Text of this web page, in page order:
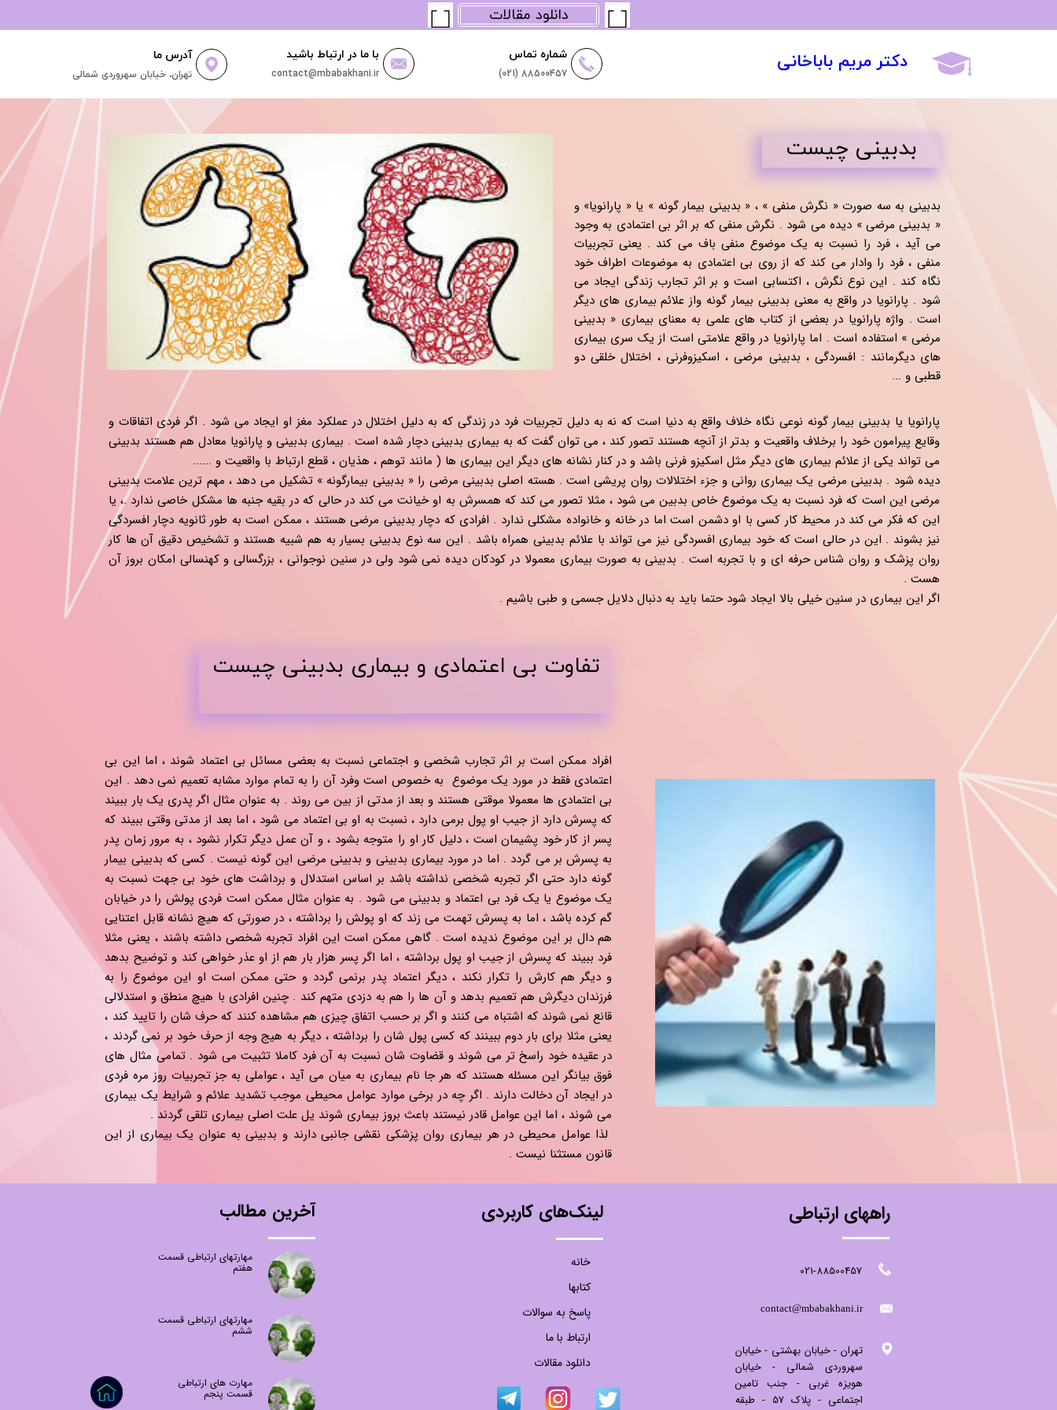
دانلود مقالات
دکتر مریم باباخانی آدرس ما
تهران، خیابان سهروردی شمالی
با ما در ارتباط باشید
contact@mbabakhani.ir
شماره تماس
(021) 88500457
بدبینی به سه صورت « نگرش منفی » ، « بدبینی بیمار گونه » یا « پارانویا» و
« بدبینی مرضی » دیده می شود . نگرش منفی که بر اثر بی اعتمادی به وجود
می آید ، فرد را نسبت به یک موضوع منفی باف می کند . یعنی تجربیات
منفی ، فرد را وادار می کند که از روی بی اعتمادی به موضوعات اطراف خود
نگاه کند . این نوع نگرش ، اکتسابی است و بر اثر تجارب زندگی ایجاد می
شود . پارانویا در واقع به معنی بدبینی بیمار گونه واز علائم بیماری های دیگر
است . واژه پارانویا در بعضی از کتاب های علمی به معنای بیماری « بدبینی
مرضی » استفاده است . اما پارانویا در واقع علامتی است از یک سری بیماری
های دیگرمانند : افسردگی ، بدبینی مرضی ، اسکیزوفرنی ، اختلال خلقی دو
قطبی و ... ​​​​​​​
​بدبینی چیست
پارانویا یا بدبینی بیمار گونه نوعی نگاه خلاف واقع به دنیا است که نه به دلیل تجربیات فرد در زندگی که به دلیل اختلال در عملکرد مغز او ایجاد می شود . اگر فردی اتفاقات و
وقایع پیرامون خود را برخلاف واقعیت و بدتر از آنچه هستند تصور کند ، می توان گفت که به بیماری بدبینی دچار شده است . بیماری بدبینی و پارانویا معادل هم هستند بدبینی
می تواند یکی از علائم بیماری های دیگر مثل اسکیزو فرنی باشد و در کنار نشانه های دیگر این بیماری ها ( مانند توهم ، هذیان ، قطع ارتباط با واقعیت و ......
دیده شود . بدبینی مرضی یک بیماری روانی و جزء اختلالات روان پریشی است . هسته اصلی بدبینی مرضی را « بدبینی بیمارگونه » تشکیل می دهد ، مهم ترین علامت بدبینی
مرضی این است که فرد نسبت به یک موضوع خاص بدبین می شود ، مثلا تصور می کند که همسرش به او خیانت می کند در حالی که در بقیه جنبه ها مشکل خاصی ندارد .، یا
این که فکر می کند در محیط کار کسی با او دشمن است اما در خانه و خانواده مشکلی ندارد . افرادی که دچار بدبینی مرضی هستند ، ممکن است به طور ثانویه دچار افسردگی
نیز بشوند . این در حالی است که خود بیماری افسردگی نیز می تواند با علائم بدبینی همراه باشد . این سه نوع بدبینی بسیار به هم شبیه هستند و تشخیص دقیق آن ها کار
روان پزشک و روان شناس حرفه ای و با تجربه است . بدبینی به صورت بیماری معمولا در کودکان دیده نمی شود ولی در سنین نوجوانی ، بزرگسالی و کهنسالی امکان بروز آن
هست .
اگر این بیماری در سنین خیلی بالا ایجاد شود حتما باید به دنبال دلایل جسمی و طبی باشیم . ​​​​​​​
تفاوت بی اعتمادی و بیماری بدبینی چیست
افراد ممکن است بر اثر تجارب شخصی و اجتماعی نسبت به بعضی مسائل بی اعتماد شوند ، اما این بی
اعتمادی فقط در مورد یک موضوع به خصوص است وفرد آن را به تمام موارد مشابه تعمیم نمی دهد . این
بی اعتمادی ها معمولا موقتی هستند و بعد از مدتی از بین می روند . به عنوان مثال اگر پدری یک بار ببیند
که پسرش دارد از جیب او پول برمی دارد ، نسبت به او بی اعتماد می شود ، اما بعد از مدتی وقتی ببیند که
پسر از کار خود پشیمان است ، دلیل کار او را متوجه بشود ، و آن عمل دیگر تکرار نشود ، به مرور زمان پدر
به پسرش بر می گردد . اما در مورد بیماری بدبینی و بدبینی مرضی این گونه نیست . کسی که بدبینی بیمار
گونه دارد حتی اگر تجربه شخصی نداشته باشد بر اساس استدلال و برداشت های خود بی جهت نسبت به
یک موضوع یا یک فرد بی اعتماد و بدبینی می شود . به عنوان مثال ممکن است فردی پولش را در خیابان
گم کرده باشد ، اما به پسرش تهمت می زند که او پولش را برداشته ، در صورتی که هیچ نشانه قابل اعتنایی
هم دال بر این موضوع ندیده است . گاهی ممکن است این افراد تجربه شخصی داشته باشند ، یعنی مثلا
فرد ببیند که پسرش از جیب او پول برداشته ، اما اگر پسر هزار بار هم از او عذر خواهی کند و توضیح بدهد
و دیگر هم کارش را تکرار نکند ، دیگر اعتماد پدر برنمی گردد و حتی ممکن است او این موضوع را به
فرزندان دیگرش هم تعمیم بدهد و آن ها را هم به دزدی متهم کند . چنین افرادی با هیچ منطق و استدلالی
قانع نمی شوند که اشتباه می کنند و اگر بر حسب اتفاق چیزی هم مشاهده کنند که حرف شان را تایید کند ،
یعنی مثلا برای بار دوم ببینند که کسی پول شان را برداشته ، دیگر به هیج وجه از حرف خود بر نمی گردند ،
در عقیده خود راسخ تر می شوند و قضاوت شان نسبت به آن فرد کاملا تثبیت می شود . تمامی مثال های
فوق بیانگر این مسئله هستند که هر جا نام بیماری به میان می آید ، عواملی به جز تجربیات روز مره فردی
در ایجاد آن دخالت دارند . اگر چه در برخی موارد عوامل محیطی موجب تشدید علائم و شرایط یک بیماری
می شوند ، اما این عوامل قادر نیستند باعث بروز بیماری شوند یل علت اصلی بیماری تلقی گردند .
لذا عوامل محیطی در هر بیماری روان پزشکی نقشی جانبی دارند و بدبینی به عنوان یک بیماری از این
قانون مستثنا نیست .​​​​​​​
راههای ارتباطی
021-88500457
​contact@mbabakhani.ir​​​​​​​
تهران - خیابان بهشتی - خیابان
سهروردی شمالی - خیابان
هویزه غربی - جنب تامین
اجتماعی - پلاک 57 - طبقه
لینک‌های کاربردی
خانه
کتابها
پاسخ به سوالات
ارتباط با ما
دانلود مقالات
آخرین مطالب
مهارتهای ارتباطی قسمت
هفتم
مهارتهای ارتباطی قسمت
ششم
مهارت های ارتباطی
قسمت پنجم